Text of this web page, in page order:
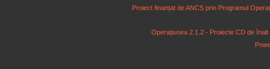
Proiect finanțat de ANCS prin Programul
Operațiunea 2.1.2 - Proiecte CD de